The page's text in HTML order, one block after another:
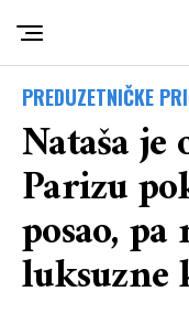
PREDUZETNIČKE
Nataša
Parizu
posao,
luksuzne